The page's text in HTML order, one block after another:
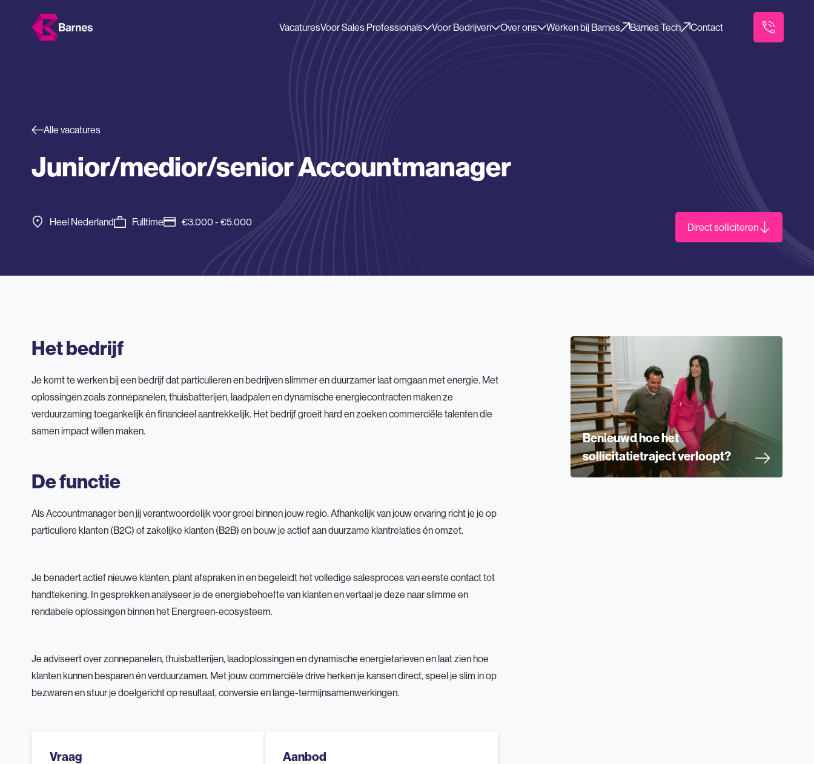
VacaturesVoor Sales Professionals Voor Bedrijven Over ons Werken bij Barnes Barnes Tech Contact
Alle vacatures
Junior/medior/senior Accountmanager
Heel Nederland Fulltime €3.000 - €5.000 Direct solliciteren
Het bedrijf
Je komt te werken bij een bedrijf dat particulieren en bedrijven slimmer en duurzamer laat omgaan met energie. Met
oplossingen zoals zonnepanelen, thuisbatterijen, laadpalen en dynamische energiecontracten maken ze
verduurzaming toegankelijk én financieel aantrekkelijk. Het bedrijf groeit hard en zoeken commerciële talenten die
samen impact willen maken.
De functie
Als Accountmanager ben jij verantwoordelijk voor groei binnen jouw regio. Afhankelijk van jouw ervaring richt je je op
particuliere klanten (B2C) of zakelijke klanten (B2B) en bouw je actief aan duurzame klantrelaties én omzet.
Je benadert actief nieuwe klanten, plant afspraken in en begeleidt het volledige salesproces van eerste contact tot
handtekening. In gesprekken analyseer je de energiebehoefte van klanten en vertaal je deze naar slimme en
rendabele oplossingen binnen het Energreen-ecosysteem.
Je adviseert over zonnepanelen, thuisbatterijen, laadoplossingen en dynamische energietarieven en laat zien hoe
klanten kunnen besparen én verduurzamen. Met jouw commerciële drive herken je kansen direct, speel je slim in op
bezwaren en stuur je doelgericht op resultaat, conversie en lange-termijnsamenwerkingen.
Vraag Aanbod
Benieuwd hoe het
sollicitatietraject verloopt?